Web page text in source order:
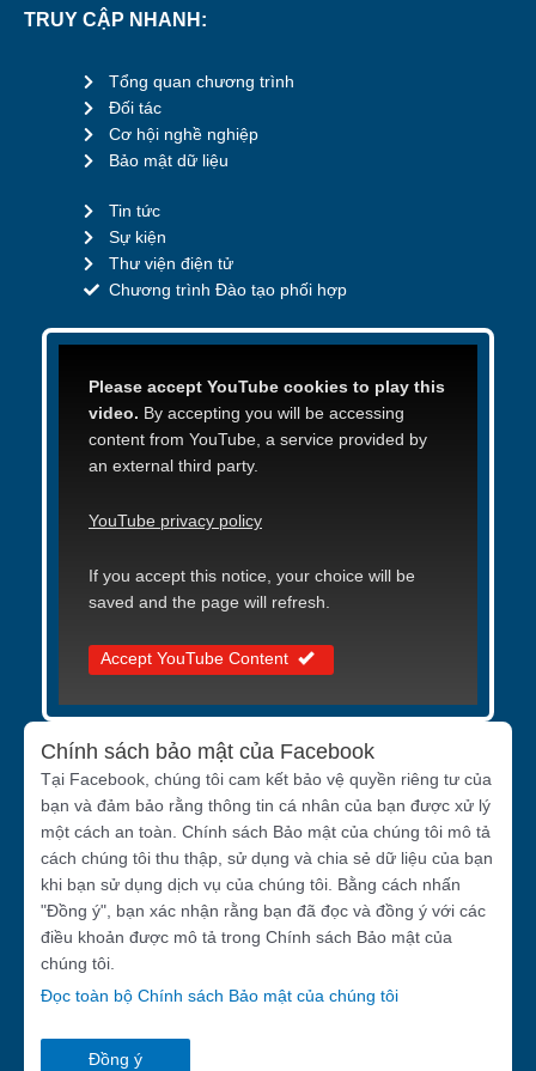
TRUY CẬP NHANH:
Tổng quan chương trình
Đối tác
Cơ hội nghề nghiệp
Bảo mật dữ liệu
Tin tức
Sự kiện
Thư viện điện tử
Chương trình Đào tạo phối hợp
Please accept YouTube cookies to play this
video. By accepting you will be accessing
content from YouTube, a service provided by
an external third party.
YouTube privacy policy
If you accept this notice, your choice will be
saved and the page will refresh.
Accept YouTube Content
Chính sách bảo mật của Facebook
Tại Facebook, chúng tôi cam kết bảo vệ quyền riêng tư của
bạn và đảm bảo rằng thông tin cá nhân của bạn được xử lý
một cách an toàn. Chính sách Bảo mật của chúng tôi mô tả
cách chúng tôi thu thập, sử dụng và chia sẻ dữ liệu của bạn
khi bạn sử dụng dịch vụ của chúng tôi. Bằng cách nhấn
"Đồng ý", bạn xác nhận rằng bạn đã đọc và đồng ý với các
điều khoản được mô tả trong Chính sách Bảo mật của
chúng tôi.
Đọc toàn bộ Chính sách Bảo mật của chúng tôi
Đồng ý